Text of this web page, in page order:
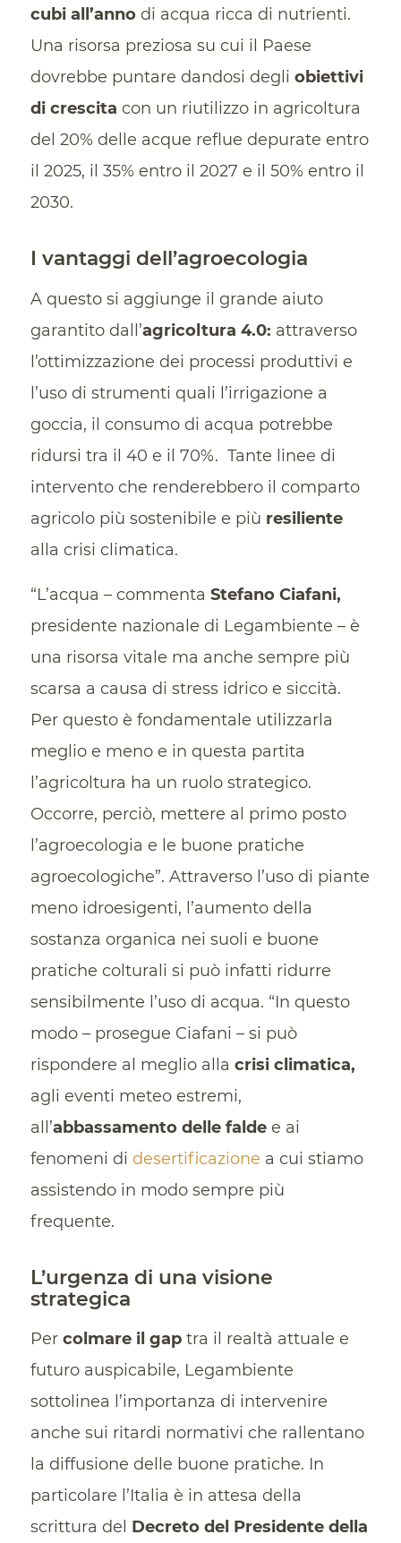
cubi all’annodi acqua ricca di nutrienti.
Una risorsa preziosa su cui il Paese
dovrebbe puntare dandosi degli obiettivi
di crescita con un riutilizzo in agricoltura
del 20% delle acque reflue depurate entro
il 2025, il 35% entro il 2027 e il 50% entro il
2030.
I vantaggi dell’agroecologia
A questo si aggiunge il grande aiuto
garantito dall’agricoltura 4.0: attraverso
l’ottimizzazione dei processi produttivi e
l’uso di strumenti quali l’irrigazione a
goccia, il consumo di acqua potrebbe
ridursi tra il 40 e il 70%. Tante linee di
intervento che renderebbero il comparto
agricolo più sostenibile e più resiliente
alla crisi climatica.
“L’acqua – commenta Stefano Ciafani,
presidente nazionale di Legambiente – è
una risorsa vitale ma anche sempre più
scarsa a causa di stress idrico e siccità.
Per questo è fondamentale utilizzarla
meglio e meno e in questa partita
l’agricoltura ha un ruolo strategico.
Occorre, perciò, mettere al primo posto
l’agroecologia e le buone pratiche
agroecologiche”. Attraverso l’uso di piante
meno idroesigenti, l’aumento della
sostanza organica nei suoli e buone
pratiche colturali si può infatti ridurre
sensibilmente l’uso di acqua. “In questo
modo – prosegue Ciafani – si può
rispondere al meglio alla crisi climatica,
agli eventi meteo estremi,
all’abbassamento delle faldee ai
fenomeni di desertificazione a cui stiamo
assistendo in modo sempre più
frequente.
L’urgenza di una visione
strategica
Percolmare il gaptra il realtà attuale e
futuro auspicabile, Legambiente
sottolinea l’importanza di intervenire
anche sui ritardi normativi che rallentano
la diffusione delle buone pratiche. In
particolare l’Italia è in attesa della
scrittura del Decreto del Presidente della